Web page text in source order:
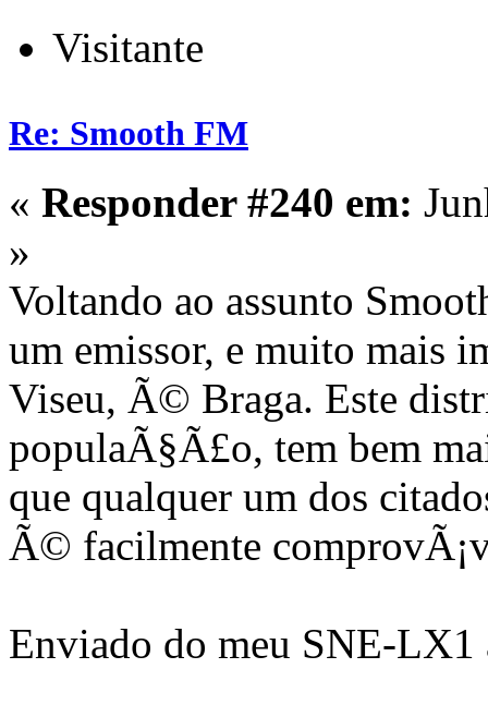
Visitante
Re: Smooth FM
« Responder #240 em:
»
Voltando ao assunto
um emissor, e muito mais
Viseu, Ã© Braga. Este
populaÃ§Ã£o, tem bem
que qualquer um dos
Ã© facilmente
Enviado do meu SNE-